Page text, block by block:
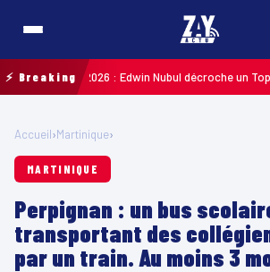
⚡ Breaking2026 : Edwin Nubul décroche un Top 10
Accueil›Martinique›
MARTINIQUE
Perpignan : un bus
transportant des
par un train. Au moins 3